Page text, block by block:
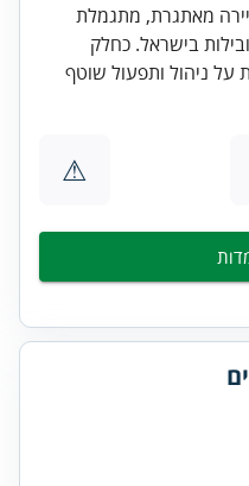
מאתגרת, מתגמלת
בישראל. כחלק
על ניהול ותפעול שוטף
⚠